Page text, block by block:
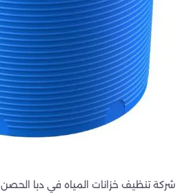
شركة تنظيف خزانات المياه في دبا الحصن